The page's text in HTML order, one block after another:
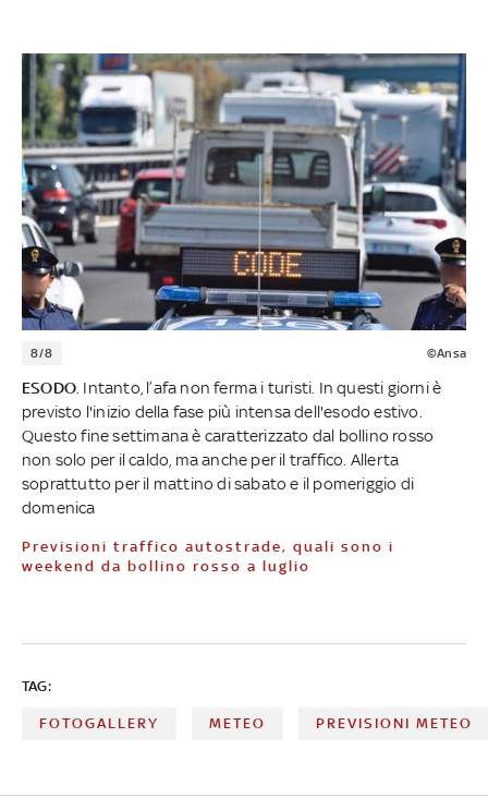
8/8 ©Ansa
ESODO. Intanto, l’afa non ferma i turisti. In questi giorni è
previsto l'inizio della fase più intensa dell'esodo estivo.
Questo fine settimana è caratterizzato dal bollino rosso
non solo per il caldo, ma anche per il traffico. Allerta
soprattutto per il mattino di sabato e il pomeriggio di
domenica
Previsioni traffico autostrade, quali sono i
weekend da bollino rosso a luglio
TAG:
FOTOGALLERY METEO PREVISIONI METEO